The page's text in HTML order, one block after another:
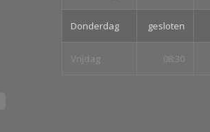
Donderdag gesloten
Vrijdag 08:30